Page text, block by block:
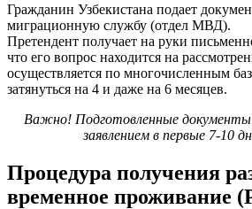
Гражданин Узбекистана подает
миграционную службу (отдел МВД).
Претендент получает на руки
что его вопрос находится на
осуществляется по многочисленным
затянуться на 4 и даже на 6 месяцев.
Важно! Подготовленные
заявлением в первые 7-10
Процедура получения
временное проживание